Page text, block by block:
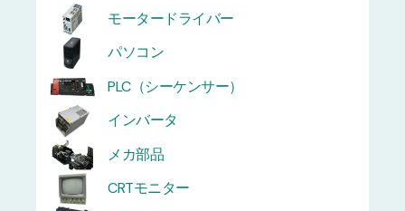
モータードライバー
パソコン
PLC（シーケンサー）
インバータ
メカ部品
CRTモニター